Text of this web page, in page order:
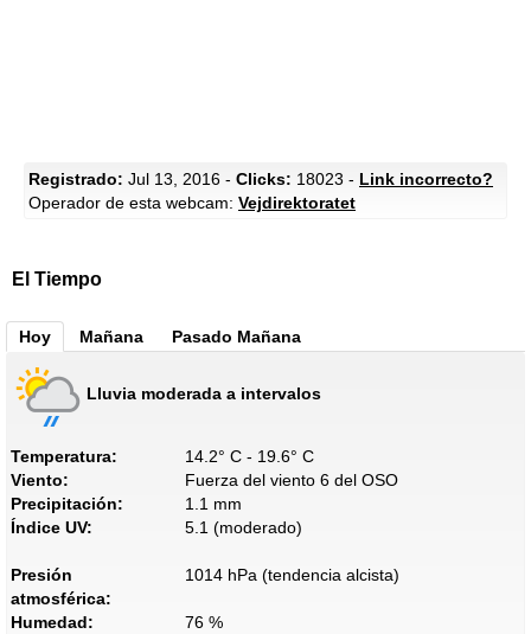
Registrado: Jul 13, 2016 - Clicks: 18023 - Link incorrecto?
Operador de esta webcam: Vejdirektoratet
El Tiempo
Hoy Mañana Pasado Mañana
Lluvia moderada a intervalos
Temperatura:
14.2° C - 19.6° C
Viento:
Fuerza del viento 6 del OSO
Precipitación:
1.1 mm
Índice UV:
5.1 (moderado)
Presión
atmosférica:
1014 hPa (tendencia alcista)
Humedad:
76 %